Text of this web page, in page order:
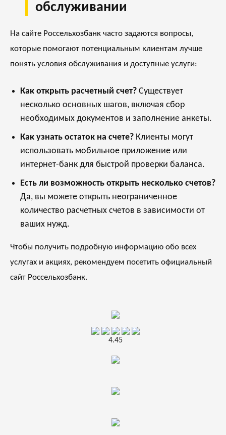
обслуживании
На сайте Россельхозбанк часто задаются вопросы,
которые помогают потенциальным клиентам лучше
понять условия обслуживания и доступные услуги:
Как открыть расчетный счет? Существует
несколько основных шагов, включая сбор
необходимых документов и заполнение анкеты.
Как узнать остаток на счете? Клиенты могут
использовать мобильное приложение или
интернет-банк для быстрой проверки баланса.
Есть ли возможность открыть несколько счетов?
Да, вы можете открыть неограниченное
количество расчетных счетов в зависимости от
ваших нужд.
Чтобы получить подробную информацию обо всех
услугах и акциях, рекомендуем посетить официальный
сайт Россельхозбанк.
4.45